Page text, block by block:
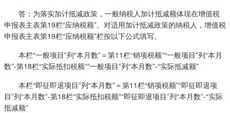
答：为落实加计抵减政策，一般纳税人加计抵减额体现在增值税
申报表主表第19栏“应纳税额”。对适用加计抵减政策的纳税人，增值税
申报表主表第19栏“应纳税额”栏按以下公式填写。
本栏“一般项目”列“本月数”＝第11栏“销项税额”“一般项目”列“本月
数”-第18栏“实际抵扣税额”“一般项目”列“本月数”-“实际抵减额”
本栏“即征即退项目”列“本月数”＝第11栏“销项税额”“即征即退项
目”列“本月数”-第18栏“实际抵扣税额”“即征即退项目”列“本月数”-“实际
抵减额”